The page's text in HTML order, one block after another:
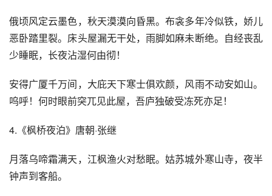
俄顷风定云墨色，秋天漠漠向昏黑。布衾多年冷似铁，娇儿
恶卧踏里裂。床头屋漏无干处，雨脚如麻未断绝。自经丧乱
少睡眠，长夜沾湿何由彻！
安得广厦千万间，大庇天下寒士俱欢颜，风雨不动安如山。
呜呼！何时眼前突兀见此屋，吾庐独破受冻死亦足！
4.《枫桥夜泊》唐朝·张继
月落乌啼霜满天，江枫渔火对愁眠。姑苏城外寒山寺，夜半
钟声到客船。